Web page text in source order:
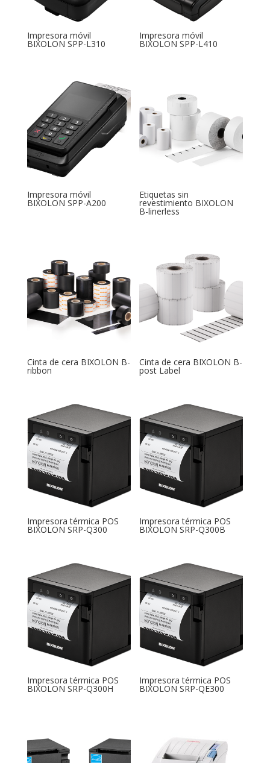
Impresora móvil
BIXOLON SPP-L310
Impresora móvil
BIXOLON SPP-L410
Impresora móvil
BIXOLON SPP-A200
Etiquetas sin
revestimiento BIXOLON
B-linerless
Cinta de cera BIXOLON B-
ribbon
Cinta de cera BIXOLON B-
post Label
Impresora térmica POS
BIXOLON SRP-Q300
Impresora térmica POS
BIXOLON SRP-Q300B
Impresora térmica POS
BIXOLON SRP-Q300H
Impresora térmica POS
BIXOLON SRP-QE300